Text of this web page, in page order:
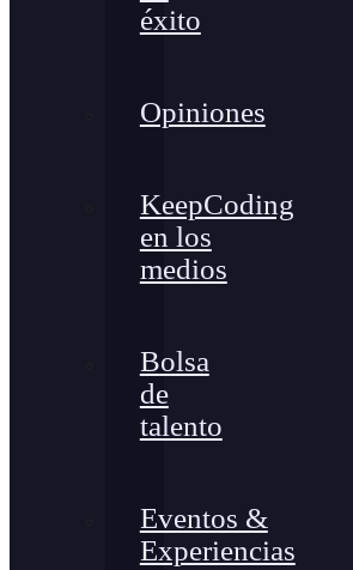
éxito
Opiniones
KeepCoding
en los
medios
Bolsa
de
talento
Eventos &
Experiencias